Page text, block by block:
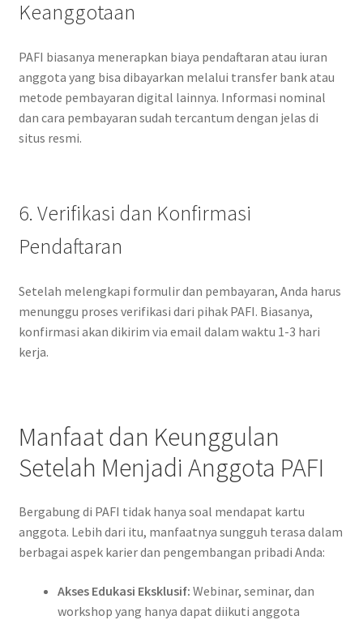
Keanggotaan
PAFI biasanya menerapkan biaya pendaftaran atau iuran
anggota yang bisa dibayarkan melalui transfer bank atau
metode pembayaran digital lainnya. Informasi nominal
dan cara pembayaran sudah tercantum dengan jelas di
situs resmi.
6. Verifikasi dan Konfirmasi
Pendaftaran
Setelah melengkapi formulir dan pembayaran, Anda harus
menunggu proses verifikasi dari pihak PAFI. Biasanya,
konfirmasi akan dikirim via email dalam waktu 1-3 hari
kerja.
Manfaat dan Keunggulan
Setelah Menjadi Anggota PAFI
Bergabung di PAFI tidak hanya soal mendapat kartu
anggota. Lebih dari itu, manfaatnya sungguh terasa dalam
berbagai aspek karier dan pengembangan pribadi Anda:
Akses Edukasi Eksklusif: Webinar, seminar, dan
workshop yang hanya dapat diikuti anggota